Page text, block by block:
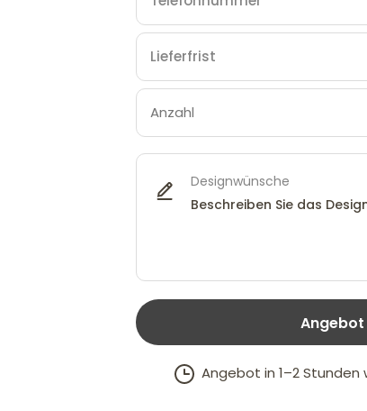
Designwünsche
Angebot in 1–2